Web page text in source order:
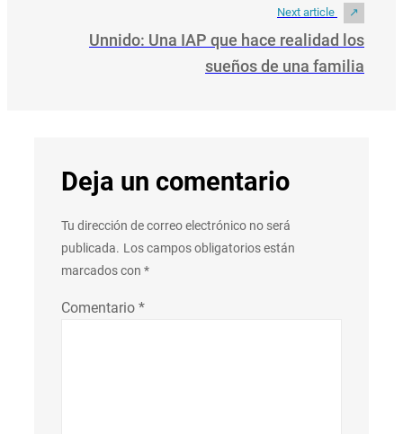
Next article
Unnido: Una IAP que hace realidad los
sueños de una familia
Deja un comentario
Tu dirección de correo electrónico no será
publicada. Los campos obligatorios están
marcados con *
Comentario *